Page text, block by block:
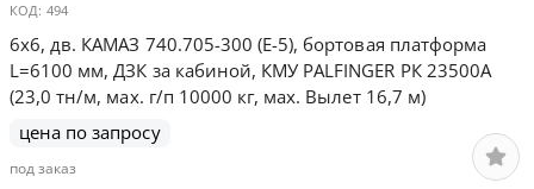
КОД: 494
6х6, дв. КАМАЗ 740.705-300 (Е-5), бортовая платформа
L=6100 мм, ДЗК за кабиной, КМУ PALFINGER РК 23500А
(23,0 тн/м, мах. г/п 10000 кг, мах. Вылет 16,7 м)
цена по запросу
под заказ